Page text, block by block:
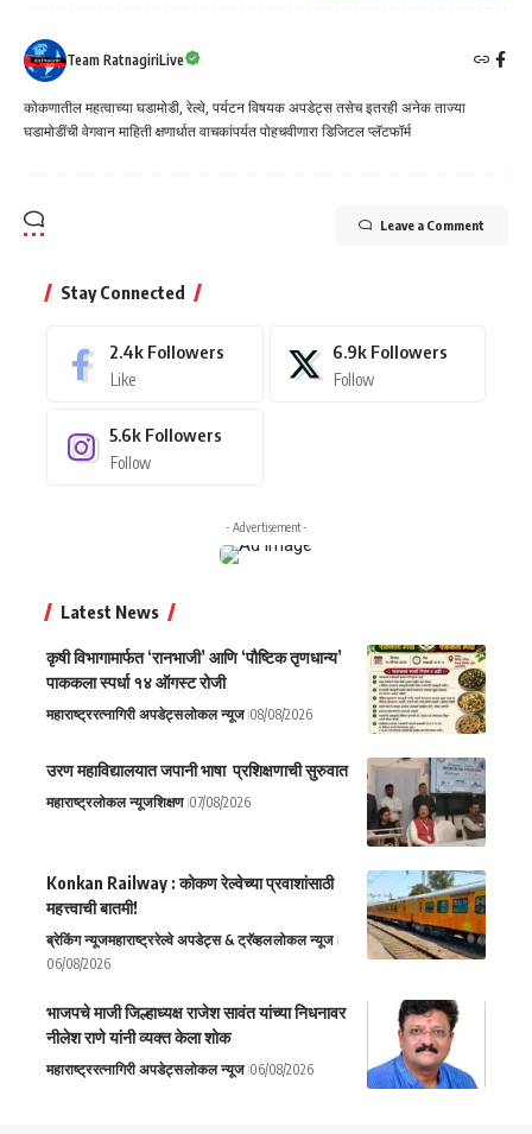
Team RatnagiriLive
कोकणातील महत्वाच्या घडामोडी, रेल्वे, पर्यटन विषयक अपडेट्स तसेच इतरही अनेक ताज्या
घडामोडींची वेगवान माहिती क्षणार्धात वाचकांपर्यत पोहचवीणारा डिजिटल प्लॅटफॉर्म
Leave a Comment
Stay Connected
2.4k Followers
Like
6.9k Followers
Follow
5.6k Followers
Follow
- Advertisement -
Latest News
कृषी विभागामार्फत ‘रानभाजी’ आणि ‘पौष्टिक तृणधान्य’
पाककला स्पर्धा १४ ऑगस्ट रोजी
महाराष्ट्ररत्नागिरी अपडेट्सलोकल न्यूज 08/08/2026
उरण महाविद्यालयात जपानी भाषा प्रशिक्षणाची सुरुवात
महाराष्ट्रलोकल न्यूजशिक्षण 07/08/2026
Konkan Railway : कोकण रेल्वेच्या प्रवाशांसाठी
महत्त्वाची बातमी!
ब्रेकिंग न्यूजमहाराष्ट्ररेल्वे अपडेट्स & ट्रॅव्हललोकल न्यूज
06/08/2026
भाजपचे माजी जिल्हाध्यक्ष राजेश सावंत यांच्या निधनावर
नीलेश राणे यांनी व्यक्त केला शोक
महाराष्ट्ररत्नागिरी अपडेट्सलोकल न्यूज 06/08/2026